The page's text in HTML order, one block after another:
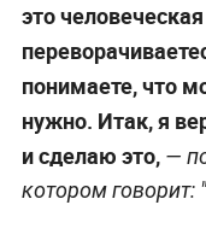
это
понимаете, что
нужно. Итак, я
и сделаю это,—
котором говорит: